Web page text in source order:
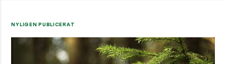
NYLIGEN PUBLICERAT